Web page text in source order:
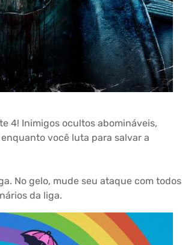
4! Inimigos ocultos abomináveis,
você luta para salvar a
No gelo, mude seu ataque com todos
da liga.